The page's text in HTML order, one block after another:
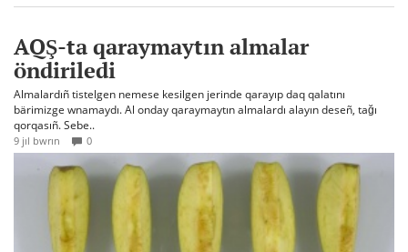
AQŞ-ta qaraymaytın almalar
öndiriledi
Almalardıñ tistelgen nemese kesilgen jerinde qarayıp daq qalatını
bärimizge wnamaydı. Al onday qaraymaytın almalardı alayın deseñ, tağı
qorqasıñ. Sebe..
9 jıl bwrın 0